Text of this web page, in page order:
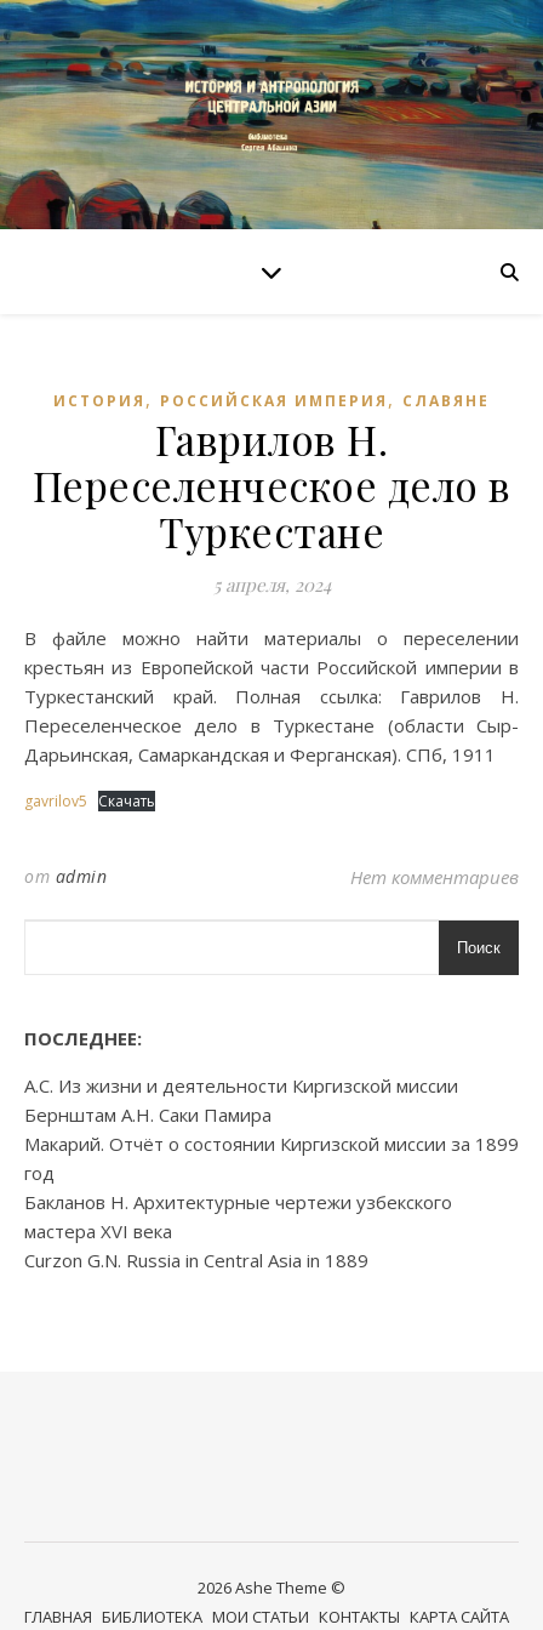
ИСТОРИЯ , РОССИЙСКАЯ ИМПЕРИЯ , СЛАВЯНЕ
Гаврилов Н.
Переселенческое дело в
Туркестане
5 апреля, 2024
В файле можно найти материалы о переселении
крестьян из Европейской части Российской империи в
Туркестанский край. Полная ссылка: Гаврилов Н.
Переселенческое дело в Туркестане (области Сыр-
Дарьинская, Самаркандская и Ферганская). СПб, 1911
gavrilov5 Скачать
от admin Нет комментариев
Поиск
ПОСЛЕДНЕЕ:
А.С. Из жизни и деятельности Киргизской миссии
Бернштам А.Н. Саки Памира
Макарий. Отчёт о состоянии Киргизской миссии за 1899
год
Бакланов Н. Архитектурные чертежи узбекского
мастера XVI века
Curzon G.N. Russia in Central Asia in 1889
2026 Ashe Theme ©
ГЛАВНАЯ БИБЛИОТЕКА МОИ СТАТЬИ КОНТАКТЫ КАРТА САЙТА